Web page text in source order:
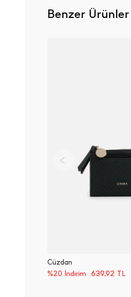
Benzer Ürünler
Cüzdan
%20 İndirim
639,92 TL